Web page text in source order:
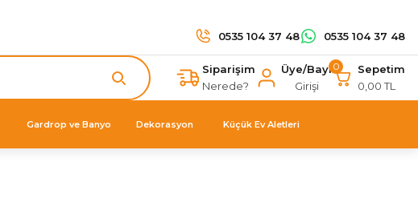
0535 104 37 48 0535 104 37 48
Siparişim
Nerede?
Üye/Bayi
Girişi
0
Sepetim
0,00 TL
Gardrop ve Banyo Dekorasyon Küçük Ev Aletleri